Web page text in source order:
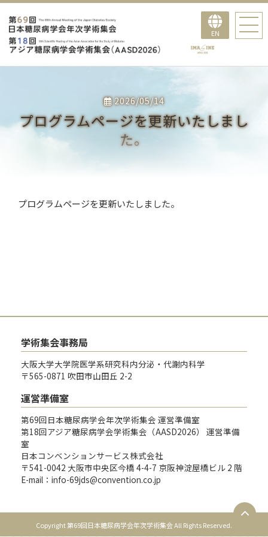
EN
2026/05/14
プログラムページを更新いたしまし
た。
プログラムページを更新いたしました。
学術集会事務局
大阪大学大学院医学系研究科内分泌・代謝内科学
〒565-0871 吹田市山田丘 2-2
運営準備室
第69回日本糖尿病学会年次学術集会 運営準備室
第18回アジア糖尿病学会学術集会（AASD2026） 運営準備
室
日本コンベンションサービス株式会社
〒541-0042 大阪市中央区今橋 4-4-7 京阪神淀屋橋ビル 2 階
E-mail：info-69jds@convention.co.jp
Copyright 第69回日本糖尿病学会年次学術集会 All Rights Reserved.